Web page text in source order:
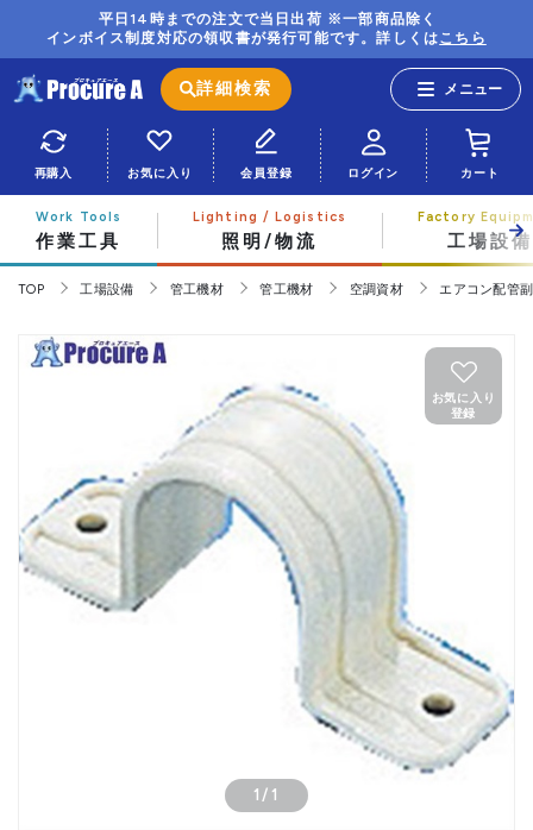
平日14時までの注文で当日出荷 ※一部商品除く
インボイス制度対応の領収書が発行可能です。詳しくはこちら
詳細検索
再購入 お気に入り 会員登録 ログイン カート
作業工具 照明/物流 工場設備
TOP 工場設備 管工機材 管工機材 空調資材 エアコン配管
1 / 1
お気に入り
登録